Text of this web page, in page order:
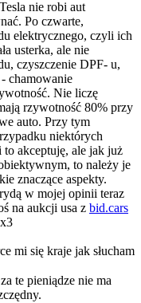
nie robi aut
Po czwarte,
elektrycznego, czyli ich
usterka, ale nie
czyszczenie DPF- u,
chamowanie
Nie liczę
rzywotność 80% przy
auto. Przy tym
niektórych
akceptuję, ale jak już
to należy je
znaczące aspekty.
w mojej opinii teraz
na aukcji usa z bid.cars
mi się kraje jak słucham
te pieniądze nie ma